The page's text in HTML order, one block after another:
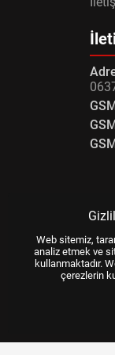
Web sitemiz,
analiz etmek ve
kullanmaktadır.
çerezlerin